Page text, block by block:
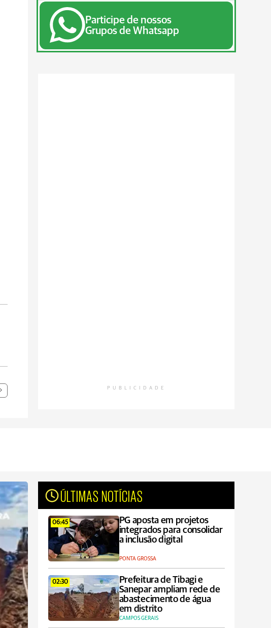
Participe de nossos
Grupos de Whatsapp
PUBLICIDADE
ÚLTIMAS NOTÍCIAS
06:45
PG aposta em projetos
integrados para consolidar
a inclusão digital
PONTA GROSSA
02:30
Prefeitura de Tibagi e
Sanepar ampliam rede de
abastecimento de água
em distrito
CAMPOS GERAIS